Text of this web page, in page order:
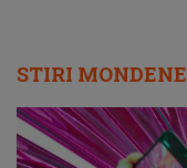
STIRI MONDENE